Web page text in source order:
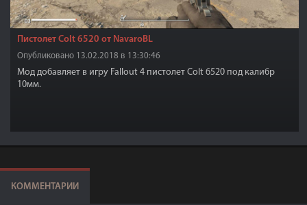
Пистолет Colt 6520 от NavaroBL
Опубликовано 13.02.2018 в 13:30:46
Мод добавляет в игру Fallout 4 пистолет Colt 6520 под калибр
10мм.
КОММЕНТАРИИ